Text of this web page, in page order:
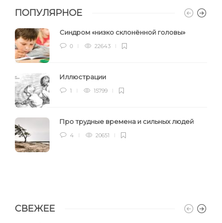
ПОПУЛЯРНОЕ
Синдром «низко склонённой головы»
0 22643
Иллюстрации
1 15799
Про трудные времена и сильных людей
4 20651
СВЕЖЕЕ